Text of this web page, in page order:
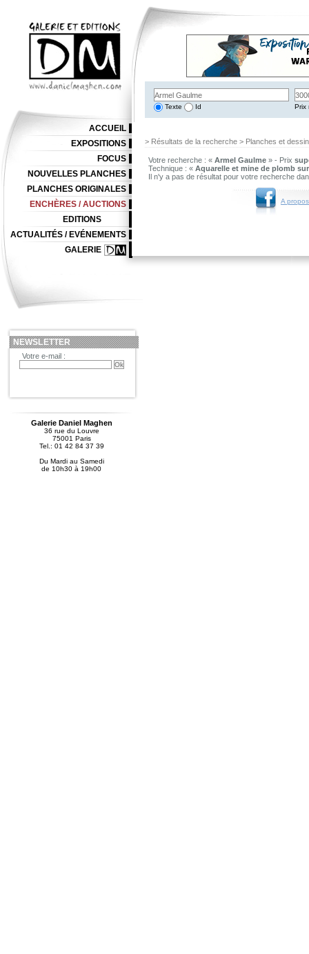
Texte Id Prix
> Résultats de la recherche > Planches et
Votre recherche : « Armel Gaulme » - Prix
Technique : « Aquarelle et mine de plomb
Il n'y a pas de résultat pour votre recherche
A
ACCUEIL
EXPOSITIONS
FOCUS
NOUVELLES PLANCHES
PLANCHES ORIGINALES
ENCHÈRES / AUCTIONS
EDITIONS
ACTUALITÉS / EVÉNEMENTS
GALERIE
NEWSLETTER
Votre e-mail :
Galerie Daniel Maghen
36 rue du Louvre
75001 Paris
Tel.: 01 42 84 37 39
Du Mardi au Samedi
de 10h30 à 19h00